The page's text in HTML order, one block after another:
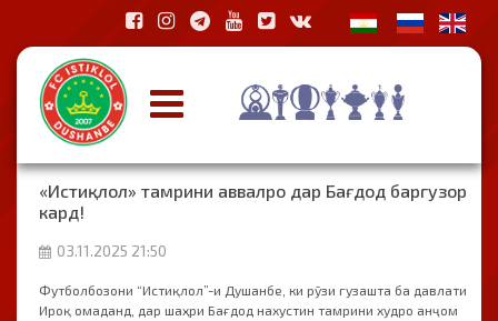
«Истиқлол» тамрини аввалро дар Бағдод баргузор
кард!
03.11.2025 21:50
Футболбозони “Истиқлол”-и Душанбе, ки рӯзи гузашта ба давлати
Ироқ омаданд, дар шаҳри Бағдод нахустин тамрини худро анҷом